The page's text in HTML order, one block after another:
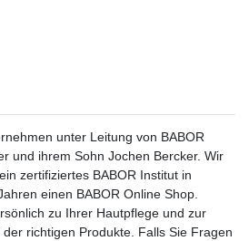
unter Leitung von BABOR
und ihrem Sohn Jochen Bercker. Wir
zertifiziertes BABOR Institut in
einen BABOR Online Shop.
zu Ihrer Hautpflege und zur
richtigen Produkte. Falls Sie Fragen